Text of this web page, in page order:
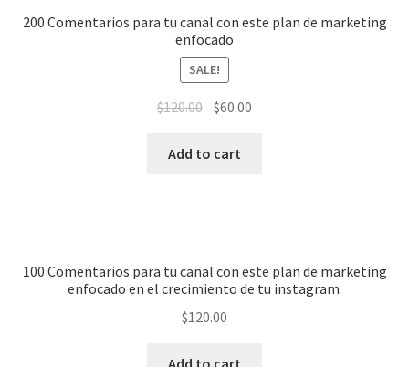
200 Comentarios para tu canal con este plan de marketing
enfocado
SALE!
$120.00 $60.00
Add to cart
100 Comentarios para tu canal con este plan de marketing
enfocado en el crecimiento de tu instagram.
$120.00
Add to cart